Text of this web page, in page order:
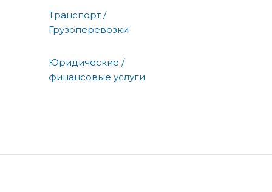
Транспорт /
Грузоперевозки
Юридические /
финансовые услуги